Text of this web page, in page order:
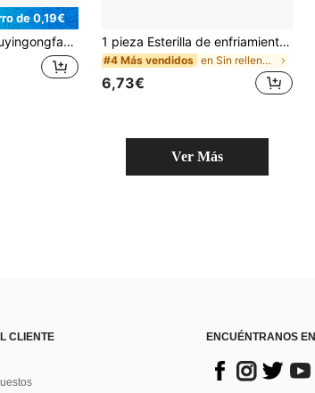
de 0,19€
suave y cómoda, transpirable, resistente a la suciedad y al desgaste, diseñada específicamente para perros y gatos de tamaño mediano a grande. Cama o alfombra para mascotas altamente atractiva adecuada para todas las estaciones y razas de gatos y perros 1 pieza Esterilla de enfriamiento hidratante para mascotas, Almohadilla de enfriamiento de verano para mascotas, Esterilla de enfriamiento rellena de agua para cama de perro/gato, Adecuada para mascotas medianas/pequeñas, Variedad de colores disponibles, Efecto de enfriamiento mejorado con polvo de hielo seco
#4 Más vendidos en Sin relleno Cama y tapete para jaulas de mascot
6,73€
Ver Más
CLIENTE
ENCUÉNTRANOS EN